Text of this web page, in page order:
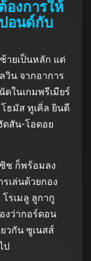
องการให้
อนด์กับ
ายเป็นหลัก แต่
วิน จากอาการ
ดในเกมพรีเมียร์
ธมัส ทูเคิ่ล ยินดี
ดสัน-โอดอย
ช ก็พร้อมลง
เล่นด้วยกอง
รเมลู ลูกากู
งว่ากอร์ดอน
วกัน ซูเนสส์
ป